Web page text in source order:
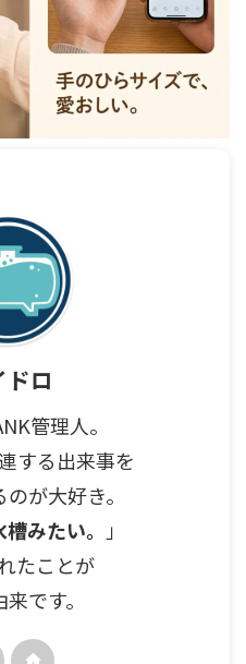
ドロ
管理人。
する出来事を
が大好き。
みたい。
」
たことが
です。